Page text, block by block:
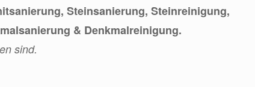
Steinsanierung, Steinreinigung,
& Denkmalreinigung.
sind.